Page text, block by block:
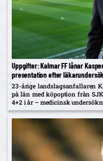
Uppgifter: Kalmar FF lånar
presentation efter
23-årige landslagsanfallaren
på lån med köpoption från
4+2 i år – medicinsk